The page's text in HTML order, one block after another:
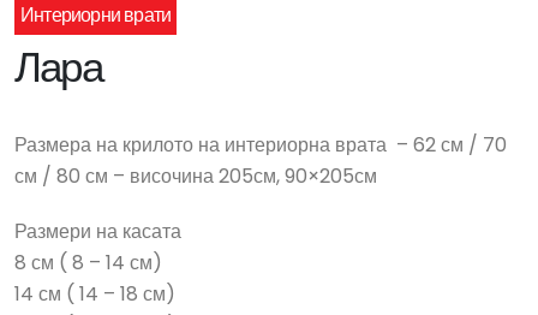
Интериорни врати
Лара
Размера на крилото на интериорна врата – 62 см / 70
см / 80 см – височина 205см, 90×205см
Размери на касата
8 см ( 8 – 14 см)
14 см ( 14 – 18 см)